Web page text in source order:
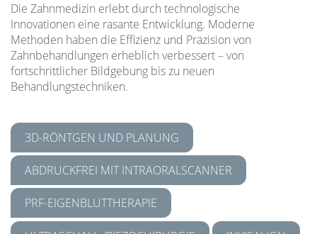
Die Zahnmedizin erlebt durch technologische
Innovationen eine rasante Entwicklung. Moderne
Methoden haben die Effizienz und Präzision von
Zahnbehandlungen erheblich verbessert – von
fortschrittlicher Bildgebung bis zu neuen
Behandlungstechniken.
3D-RÖNTGEN UND PLANUNG
ABDRUCKFREI MIT INTRAORALSCANNER
PRF-EIGENBLUTTHERAPIE